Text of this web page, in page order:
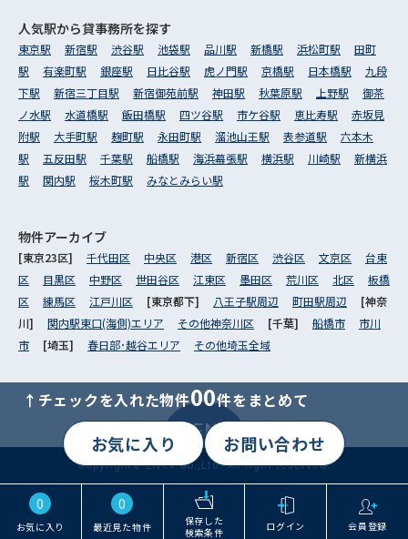
0
お気に入り
0
最近見た物件
保存した
検索条件
ログイン 会員登録
↑チェックを入れた物件00件をまとめて
お気に入り お問い合わせ
MENU
人気駅から貸事務所を探す
東京駅 新宿駅 渋谷駅 池袋駅 品川駅 新橋駅 浜松町駅
田町
駅
有楽町駅 銀座駅 日比谷駅 虎ノ門駅 京橋駅 日本橋駅
九段
下駅
新宿三丁目駅 新宿御苑前駅 神田駅 秋葉原駅 上野駅
御茶
ノ水駅
水道橋駅 飯田橋駅 四ツ谷駅 市ケ谷駅 恵比寿駅
赤坂見
附駅
大手町駅 麹町駅 永田町駅 溜池山王駅 表参道駅
六本木
駅
五反田駅 千葉駅 船橋駅 海浜幕張駅 横浜駅 川崎駅
新横浜
駅
関内駅 桜木町駅 みなとみらい駅
物件アーカイブ
[東京23区] 千代田区 中央区 港区 新宿区 渋谷区 文京区
台東
区
目黒区 中野区 世田谷区 江東区 墨田区 荒川区 北区
板橋
区
練馬区 江戸川区 [東京都下] 八王子駅周辺 町田駅周辺
[神奈
川] 関内駅東口(海側)エリア その他神奈川区 [千葉] 船橋市
市川
市
[埼玉] 春日部･越谷エリア その他埼玉全域
Copyright© Livex Co.,Ltd. All right reserved.